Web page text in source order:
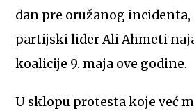
dan pre oružanog
partijski lider Ali Ahmeti
koalicije 9. maja ove godine.
U sklopu protesta koje već